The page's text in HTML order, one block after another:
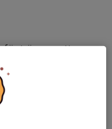
för tränarna att
komma att ske
välkomna, kom helst i